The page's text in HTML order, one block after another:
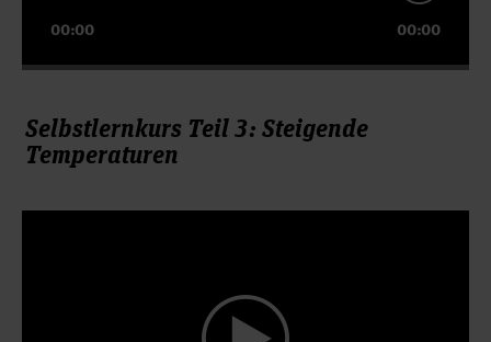
00:00 00:00
Selbstlernkurs Teil 3: Steigende
Temperaturen